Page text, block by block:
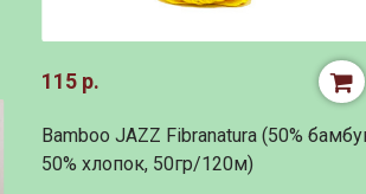
115 р.
Bamboo JAZZ Fibranatura (50%
50% хлопок, 50гр/120м)